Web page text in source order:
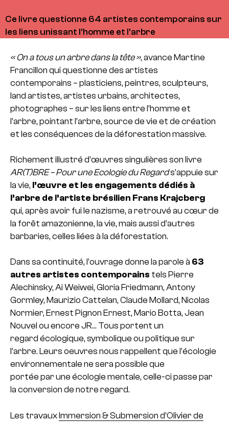
Ce livre questionne 64 artistes contemporains sur
les liens unissant l’homme et l’arbre
« On a tous un arbre dans la tête », avance Martine
Francillon qui questionne des artistes
contemporains – plasticiens, peintres, sculpteurs,
land artistes, artistes urbains, architectes,
photographes – sur les liens entre l’homme et
l’arbre, pointant l’arbre, source de vie et de création
et les conséquences de la déforestation massive.
Richement illustré d’œuvres singulières son livre
AR(T)BRE – Pour une Ecologie du Regards’appuie sur
la vie, l’œuvre et les engagements dédiés à
l’arbre de l’artiste brésilien Frans Krajcberg
qui, après avoir fui le nazisme, a retrouvé au cœur de
la forêt amazonienne, la vie, mais aussi d’autres
barbaries, celles liées à la déforestation.
Dans sa continuité, l’ouvrage donne la parole à 63
autres artistes contemporains tels Pierre
Alechinsky, Ai Weiwei, Gloria Friedmann, Antony
Gormley, Maurizio Cattelan, Claude Mollard, Nicolas
Normier, Ernest Pignon Ernest, Mario Botta, Jean
Nouvel ou encore JR… Tous portent un
regard écologique, symbolique ou politique sur
l’arbre. Leurs oeuvres nous rappellent que l’écologie
environnementale ne sera possible que
portée par une écologie mentale, celle-ci passe par
la conversion de notre regard.
Les travauxImmersion & Submersion d’Olivier de